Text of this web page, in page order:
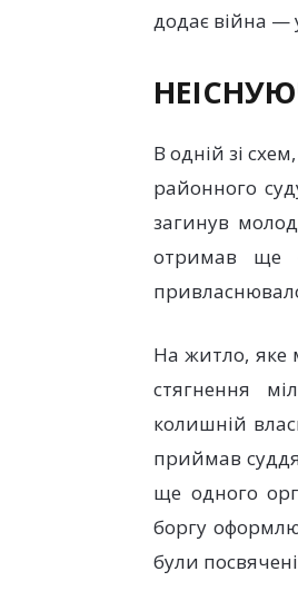
додає війна —
В одній зі
районного
загинув
отримав ще
На житло, яке
стягнення
колишній
приймав
ще одного
боргу
були